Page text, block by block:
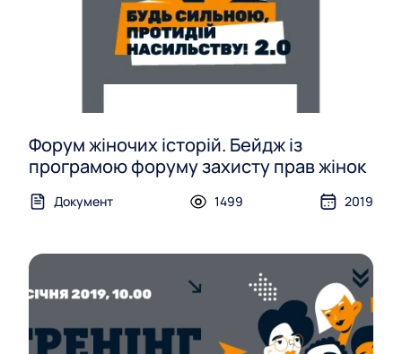
Форум жіночих історій. Бейдж із
програмою форуму захисту прав жінок
Документ 1499 2019